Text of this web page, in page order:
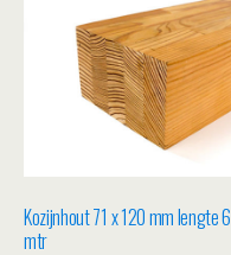
Kozijnhout 71 x 120 mm lengte 6
mtr